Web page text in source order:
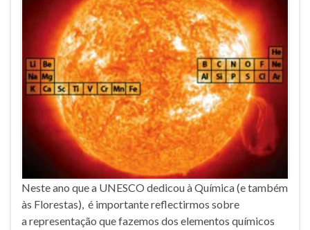
Neste ano que a UNESCO dedicou à Química (e também
às Florestas), é importante reflectirmos sobre
a representação que fazemos dos elementos químicos